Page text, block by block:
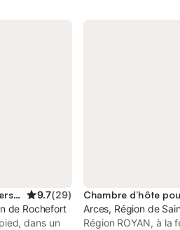
Chambre d’hôte pour 2 personnes 9.7(29)
de Rochefort
dans un
Arces, Région de
Région ROYAN, à la